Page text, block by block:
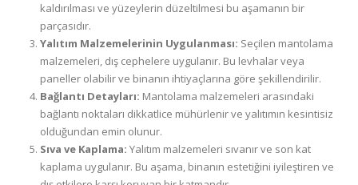
kaldırılması ve yüzeylerin düzeltilmesi bu aşamanın bir
parçasıdır.
Yalıtım Malzemelerinin Uygulanması: Seçilen mantolama
malzemeleri, dış cephelere uygulanır. Bu levhalar veya
paneller olabilir ve binanın ihtiyaçlarına göre şekillendirilir.
Bağlantı Detayları: Mantolama malzemeleri arasındaki
bağlantı noktaları dikkatlice mühürlenir ve yalıtımın kesintisiz
olduğundan emin olunur.
Sıva ve Kaplama: Yalıtım malzemeleri sıvanır ve son kat
kaplama uygulanır. Bu aşama, binanın estetiğini iyileştiren ve